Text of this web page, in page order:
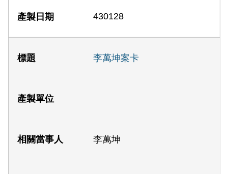
430128
李萬坤案卡
李萬坤